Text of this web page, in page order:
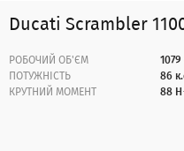
Ducati Scrambler
РОБОЧИЙ ОБ'ЄМ
1079
ПОТУЖНІСТЬ
86
КРУТНИЙ МОМЕНТ
88